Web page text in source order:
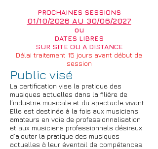
PROCHAINES SESSIONS
01/10/2026 AU 30/06/2027
ou
DATES LIBRES
SUR SITE OU A DISTANCE
Délai traitement 15 jours avant début de
session
Public visé
La certification vise la pratique des
musiques actuelles dans la filière de
l’industrie musicale et du spectacle vivant.
Elle est destinée à la fois aux musiciens
amateurs en voie de professionnalisation
et aux musiciens professionnels désireux
d’ajouter la pratique des musiques
actuelles à leur éventail de compétences.